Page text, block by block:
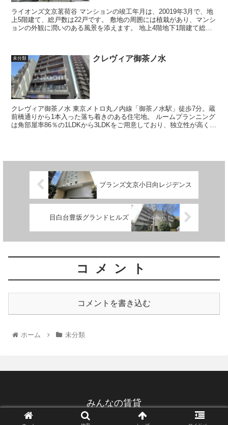
ライオンズ文京茗荷谷 マンションの竣工年月は、20019年3月で、地
上5階建て、総戸数は22戸です。 敷地の周囲には植栽があり、マンシ
ョンの外観に潤いのある風景を添えます。 地上4階地下1階建て総戸
未分類 クレヴィア御茶ノ水
クレヴィア御茶ノ水 東京メトロ丸ノ内線「御茶ノ水駅」徒歩7分。蔵
前橋通りから1本入った落ち着きのある住宅地。 ルームプランニング
は角部屋率86％の1LDKから3LDKをご用意しており、独立性が高く室
ブランズ文京小日向レジデンス
目白台豊坂グランドヒルズ
コメント
コメントを書き込む
ホーム 未分類
みんなの賃貸
© 2022 みんなの賃貸.